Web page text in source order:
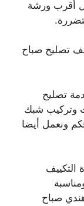
أقرب ورشة
تصليح صباح
تصليح
وتركيب شبك
ونعمل أيضا
التكييف
صباح